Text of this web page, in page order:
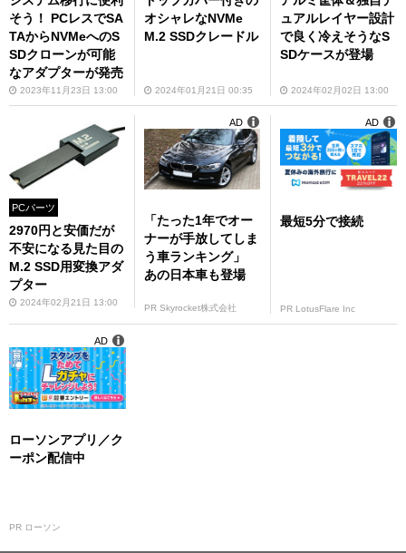
そう！ PCレスでSA
TAからNVMeへのS
SDクローンが可能
なアダプターが発売
2023年11月23日 13:00
オシャレなNVMe
M.2 SSDクレードル
2024年01月21日 00:35
ュアルレイヤー設計
で良く冷えそうなS
SDケースが登場
2024年02月02日 13:00
PCパーツ
2970円と安価だが
不安になる見た目の
M.2 SSD用変換アダ
プター
2024年02月21日 13:00
「たった1年でオー
ナーが手放してしま
う車ランキング」
あの日本車も登場
PR Skyrocket株式会社
AD
最短5分で接続
PR LotusFlare Inc
AD
ローソンアプリ／ク
ーポン配信中
PR ローソン
AD